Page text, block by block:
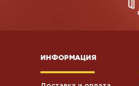
ИНФОРМАЦИЯ